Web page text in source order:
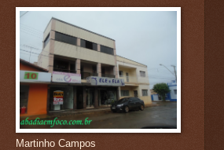
Martinho Campos